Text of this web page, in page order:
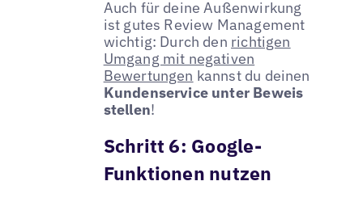
Auch für deine Außenwirkung
ist gutes Review Management
wichtig: Durch den richtigen
Umgang mit negativen
Bewertungen kannst du deinen
Kundenservice unter Beweis
stellen!
Schritt 6: Google-
Funktionen nutzen